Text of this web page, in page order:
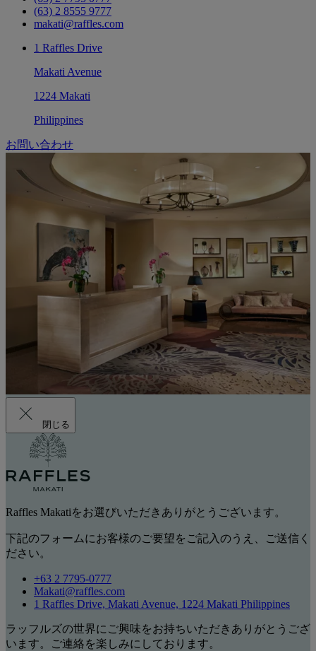
(63) 2 8555 9777
makati@raffles.com
1 Raffles Drive
Makati Avenue
1224 Makati
Philippines
お問い合わせ
閉じる
Raffles Makatiをお選びいただきありがとうございます。
下記のフォームにお客様のご要望をご記入のうえ、ご送信く
ださい。
+63 2 7795-0777
Makati@raffles.com
1 Raffles Drive, Makati Avenue, 1224 Makati Philippines
ラッフルズの世界にご興味をお持ちいただきありがとうござ
います。ご連絡を楽しみにしております。